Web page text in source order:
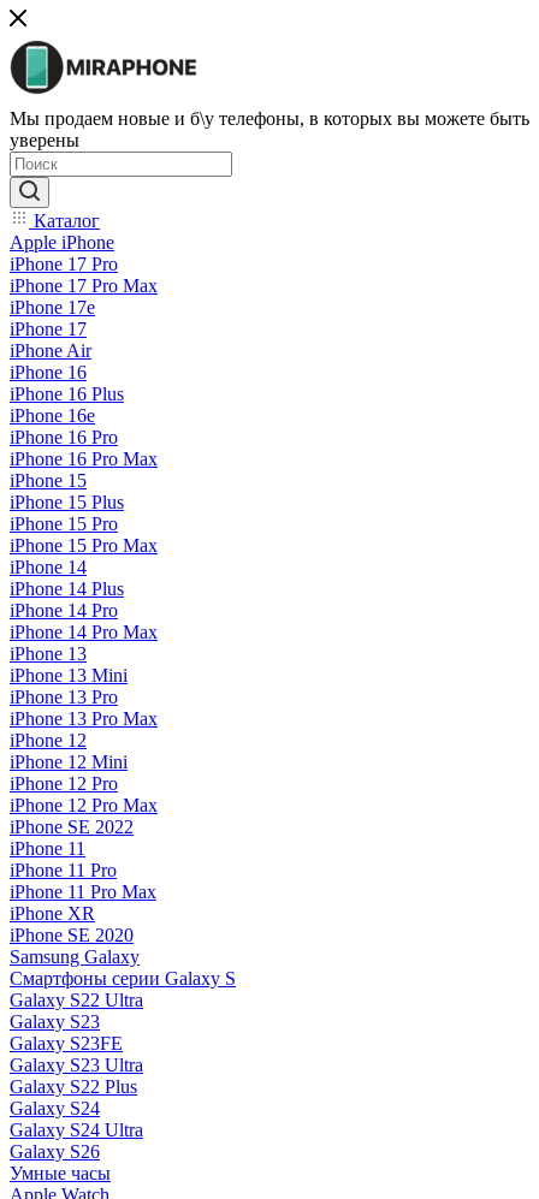
Мы продаем новые и б\у телефоны, в которых вы можете быть
уверены
Каталог
Apple iPhone
iPhone 17 Pro
iPhone 17 Pro Max
iPhone 17e
iPhone 17
iPhone Air
iPhone 16
iPhone 16 Plus
iPhone 16e
iPhone 16 Pro
iPhone 16 Pro Max
iPhone 15
iPhone 15 Plus
iPhone 15 Pro
iPhone 15 Pro Max
iPhone 14
iPhone 14 Plus
iPhone 14 Pro
iPhone 14 Pro Max
iPhone 13
iPhone 13 Mini
iPhone 13 Pro
iPhone 13 Pro Max
iPhone 12
iPhone 12 Mini
iPhone 12 Pro
iPhone 12 Pro Max
iPhone SE 2022
iPhone 11
iPhone 11 Pro
iPhone 11 Pro Max
iPhone XR
iPhone SE 2020
Samsung Galaxy
Смартфоны серии Galaxy S
Galaxy S22 Ultra
Galaxy S23
Galaxy S23FE
Galaxy S23 Ultra
Galaxy S22 Plus
Galaxy S24
Galaxy S24 Ultra
Galaxy S26
Умные часы
Apple Watch